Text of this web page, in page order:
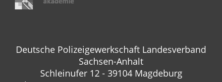
Deutsche Polizeigewerkschaft Landesverband
Sachsen-Anhalt
Schleinufer 12 - 39104 Magdeburg